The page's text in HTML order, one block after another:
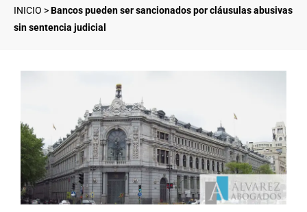
INICIO >Bancos pueden ser sancionados por cláusulas abusivas
sin sentencia judicial